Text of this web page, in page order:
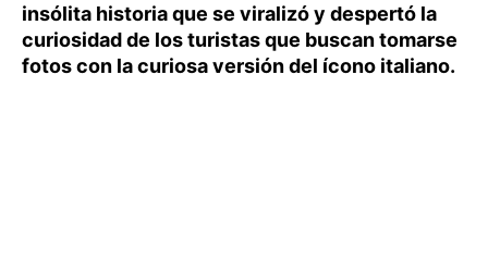
insólita historia que se viralizó y despertó la
curiosidad de los turistas que buscan tomarse
fotos con la curiosa versión del ícono italiano.